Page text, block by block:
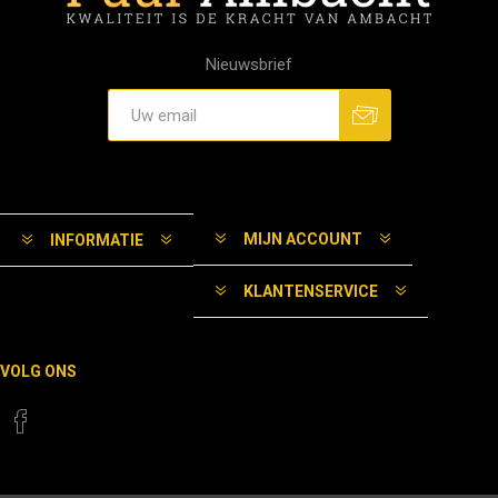
Nieuwsbrief
INFORMATIE MIJN ACCOUNT
KLANTENSERVICE
VOLG ONS